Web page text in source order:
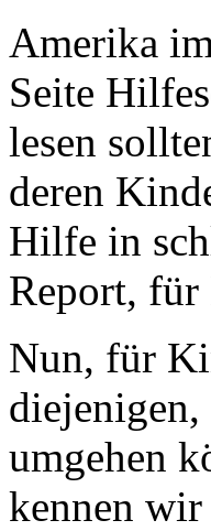
Amerika
Seite
lesen
deren
Hilfe in
Report,
Nun, für
umgehen
kennen